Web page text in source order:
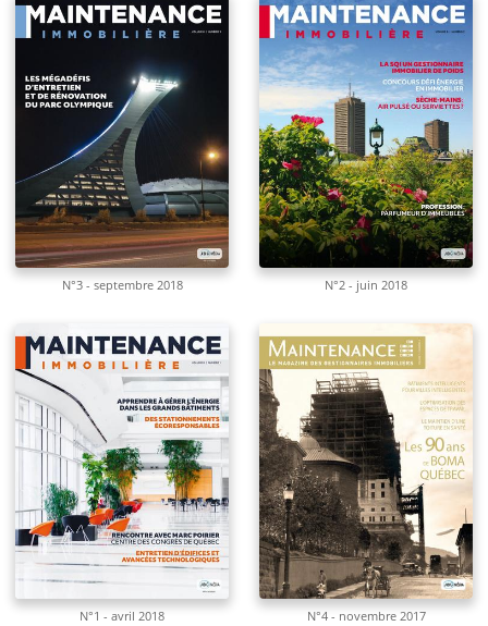
N°3 - septembre 2018 N°2 - juin 2018
N°1 - avril 2018 N°4 - novembre 2017